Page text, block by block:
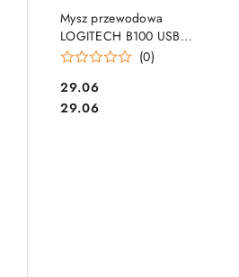
Mysz przewodowa
LOGITECH B100 USB
czarna 910-003357
(0)
Cena:
29.06
Cena:
29.06
DO KOSZYKA